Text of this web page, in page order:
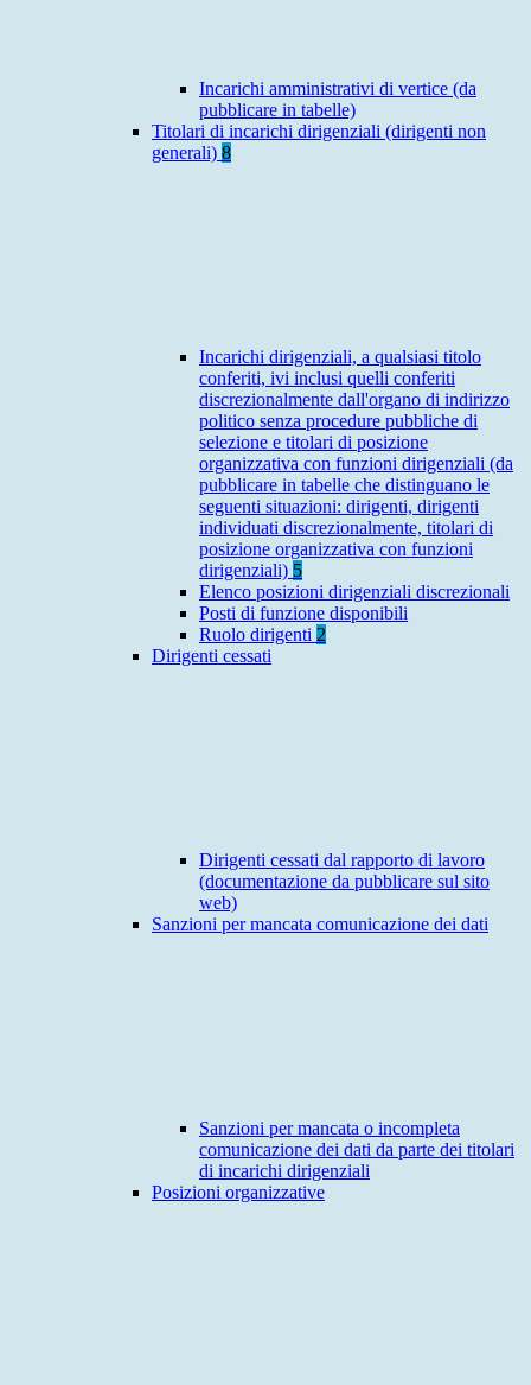
Incarichi amministrativi di vertice (da
pubblicare in tabelle)
Titolari di incarichi dirigenziali (dirigenti non
generali) 8
Incarichi dirigenziali, a qualsiasi titolo
conferiti, ivi inclusi quelli conferiti
discrezionalmente dall'organo di indirizzo
politico senza procedure pubbliche di
selezione e titolari di posizione
organizzativa con funzioni dirigenziali (da
pubblicare in tabelle che distinguano le
seguenti situazioni: dirigenti, dirigenti
individuati discrezionalmente, titolari di
posizione organizzativa con funzioni
dirigenziali) 5
Elenco posizioni dirigenziali discrezionali
Posti di funzione disponibili
Ruolo dirigenti 2
Dirigenti cessati
Dirigenti cessati dal rapporto di lavoro
(documentazione da pubblicare sul sito
web)
Sanzioni per mancata comunicazione dei dati
Sanzioni per mancata o incompleta
comunicazione dei dati da parte dei titolari
di incarichi dirigenziali
Posizioni organizzative